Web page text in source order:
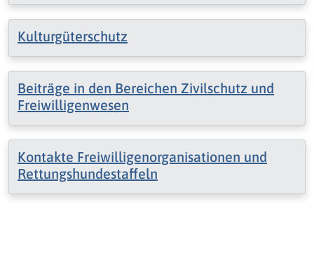
Kulturgüterschutz
Beiträge in den Bereichen Zivilschutz und
Freiwilligenwesen
Kontakte Freiwilligenorganisationen und
Rettungshundestaffeln